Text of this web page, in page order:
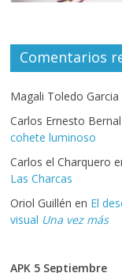
Comentarios
Magali Toledo Garcia
Carlos Ernesto
cohete luminoso
Carlos el Charquero
Las Charcas
Oriol Guillén en El
visual Una vez más
APK 5 Septiembre